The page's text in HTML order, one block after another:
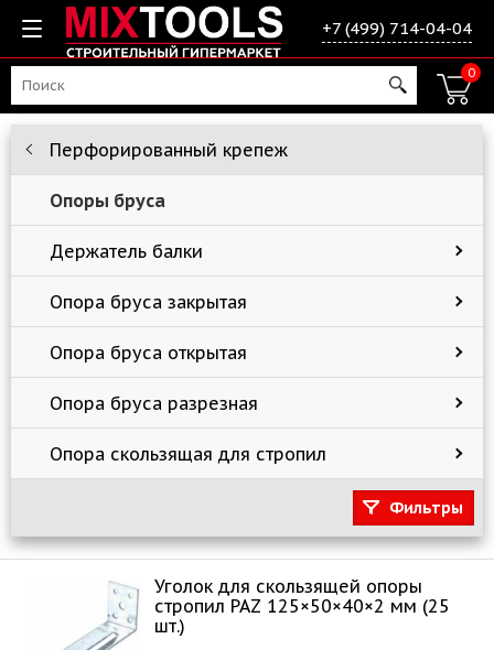
+7 (499) 714-04-04
0
Перфорированный крепеж
Опоры бруса
Держатель балки
Опора бруса закрытая
Опора бруса открытая
Опора бруса разрезная
Опора скользящая для стропил
Фильтры
Уголок для скользящей опоры
стропил PAZ 125×50×40×2 мм (25
шт.)